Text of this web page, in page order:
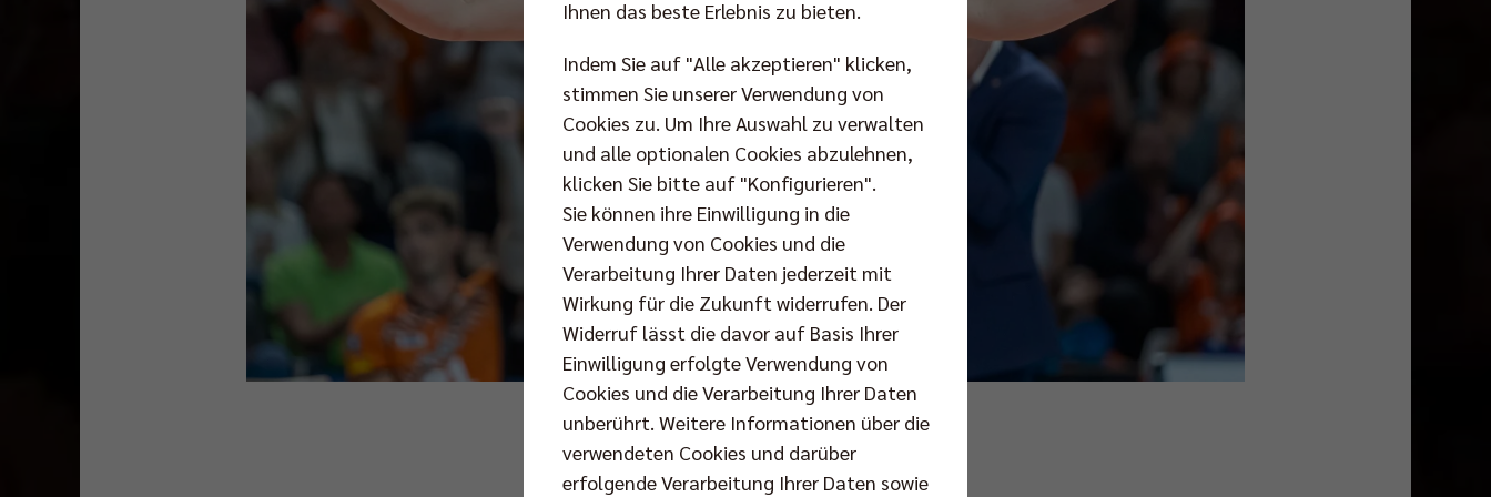
Fotos: Andreas Gora und citypress/Pohl
Ihnen das beste Erlebnis zu bieten.
Indem Sie auf "Alle akzeptieren" klicken,
stimmen Sie unserer Verwendung von
Cookies zu. Um Ihre Auswahl zu verwalten
und alle optionalen Cookies abzulehnen,
klicken Sie bitte auf "Konfigurieren".
Sie können ihre Einwilligung in die
Verwendung von Cookies und die
Verarbeitung Ihrer Daten jederzeit mit
Wirkung für die Zukunft widerrufen. Der
Widerruf lässt die davor auf Basis Ihrer
Einwilligung erfolgte Verwendung von
Cookies und die Verarbeitung Ihrer Daten
unberührt. Weitere Informationen über die
verwendeten Cookies und darüber
erfolgende Verarbeitung Ihrer Daten sowie